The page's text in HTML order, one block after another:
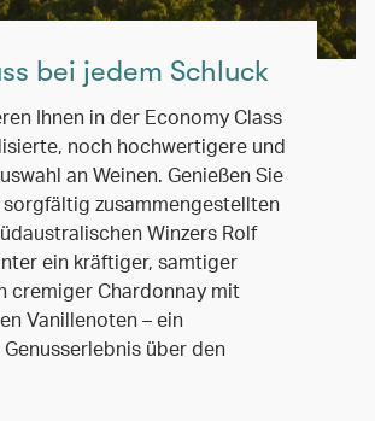
bei jedem Schluck
Ihnen in der Economy Class
noch hochwertigere und
an Weinen. Genießen Sie
zusammengestellten
Winzers Rolf
ein kräftiger, samtiger
cremiger Chardonnay mit
Vanillenoten – ein
über den